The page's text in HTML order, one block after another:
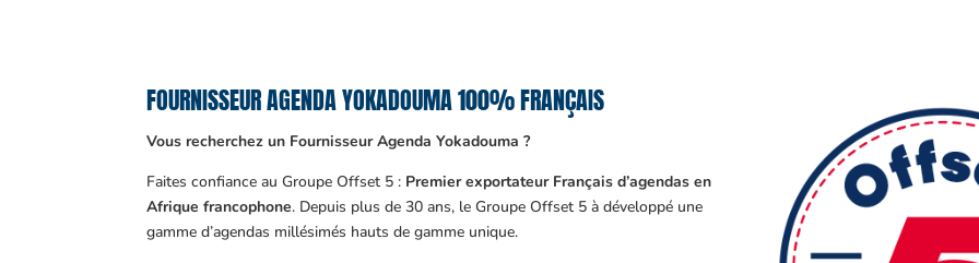
FOURNISSEUR AGENDA YOKADOUMA 100% FRANÇAIS
Vous recherchez un Fournisseur Agenda Yokadouma ?
Faites confiance au Groupe Offset 5 : Premier exportateur Français d’agendas en
Afrique francophone. Depuis plus de 30 ans, le Groupe Offset 5 à développé une
gamme d’agendas millésimés hauts de gamme unique.